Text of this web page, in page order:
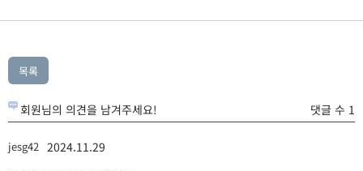
회원님의 의견을 남겨주세요! 댓글 수 1
jesg42 2024.11.29